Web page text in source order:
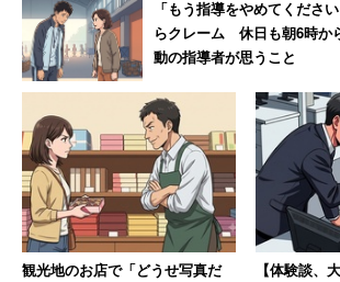
――どんな商品に人気があるのですか？
「もう指導をやめてくださ
らクレーム 休日も朝6時か
動の指導者が思うこと
観光地のお店で「どうせ写真だ
【体験談、